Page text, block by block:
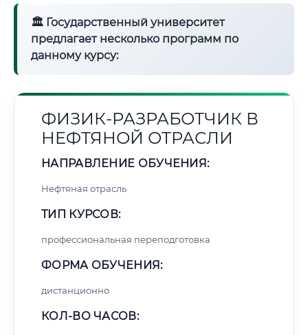
🏛 Государственный университет
предлагает несколько программ по
данному курсу:
ФИЗИК-РАЗРАБОТЧИК В
НЕФТЯНОЙ ОТРАСЛИ
НАПРАВЛЕНИЕ ОБУЧЕНИЯ:
Нефтяная отрасль
ТИП КУРСОВ:
профессиональная переподготовка
ФОРМА ОБУЧЕНИЯ:
дистанционно
КОЛ-ВО ЧАСОВ: